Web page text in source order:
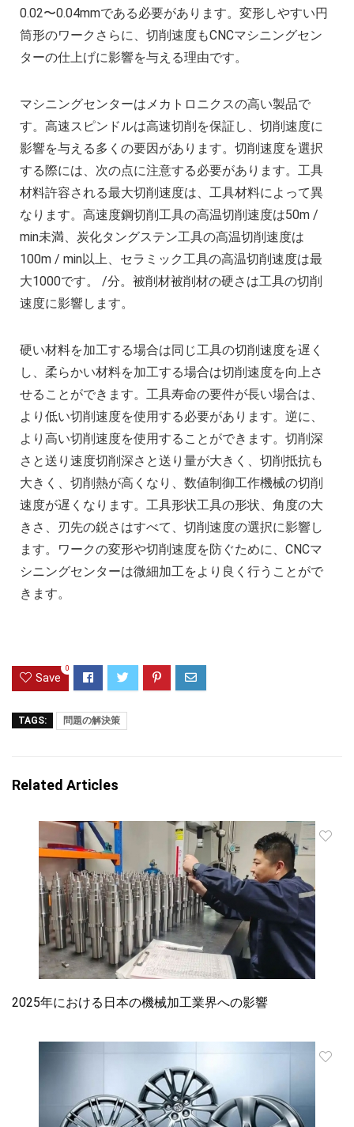
0.02〜0.04mmである必要があります。変形しやすい円
筒形のワークさらに、切削速度もCNCマシニングセン
ターの仕上げに影響を与える理由です。
マシニングセンターはメカトロニクスの高い製品で
す。高速スピンドルは高速切削を保証し、切削速度に
影響を与える多くの要因があります。切削速度を選択
する際には、次の点に注意する必要があります。工具
材料許容される最大切削速度は、工具材料によって異
なります。高速度鋼切削工具の高温切削速度は50m /
min未満、炭化タングステン工具の高温切削速度は
100m / min以上、セラミック工具の高温切削速度は最
大1000です。 /分。被削材被削材の硬さは工具の切削
速度に影響します。
硬い材料を加工する場合は同じ工具の切削速度を遅く
し、柔らかい材料を加工する場合は切削速度を向上さ
せることができます。工具寿命の要件が長い場合は、
より低い切削速度を使用する必要があります。逆に、
より高い切削速度を使用することができます。切削深
さと送り速度切削深さと送り量が大きく、切削抵抗も
大きく、切削熱が高くなり、数値制御工作機械の切削
速度が遅くなります。工具形状工具の形状、角度の大
きさ、刃先の鋭さはすべて、切削速度の選択に影響し
ます。ワークの変形や切削速度を防ぐために、CNCマ
シニングセンターは微細加工をより良く行うことがで
きます。
Save
0
TAGS: 問題の解決策
Related Articles
2025年における日本の機械加工業界への影響